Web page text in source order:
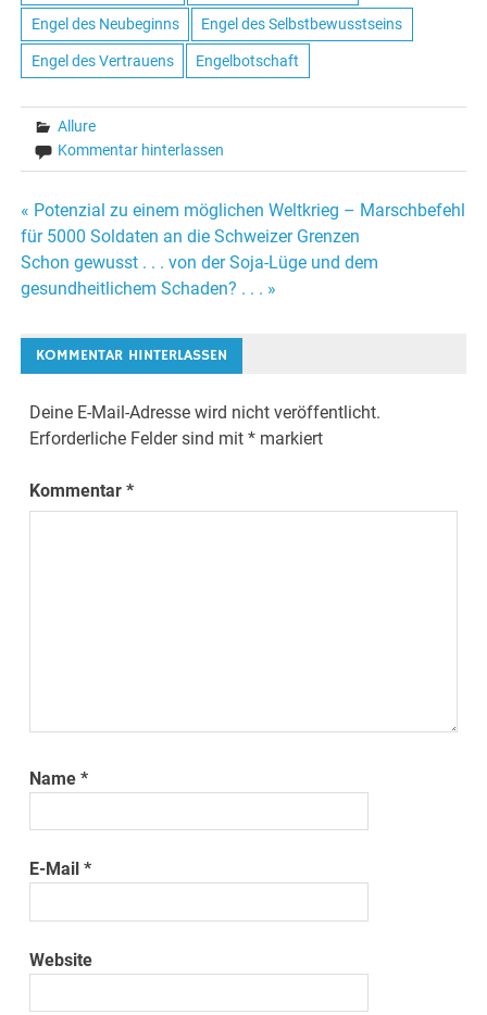
Engel des Neubeginns Engel des Selbstbewusstseins
Engel des Vertrauens Engelbotschaft
Allure
Kommentar hinterlassen
Beitrags-
Navigation
« Potenzial zu einem möglichen Weltkrieg – Marschbefehl
für 5000 Soldaten an die Schweizer Grenzen
Schon gewusst . . . von der Soja-Lüge und dem
gesundheitlichem Schaden? . . . »
KOMMENTAR HINTERLASSEN
Deine E-Mail-Adresse wird nicht veröffentlicht.
Erforderliche Felder sind mit* markiert
Kommentar*
Name*
E-Mail*
Website